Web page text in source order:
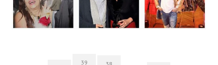
39 38